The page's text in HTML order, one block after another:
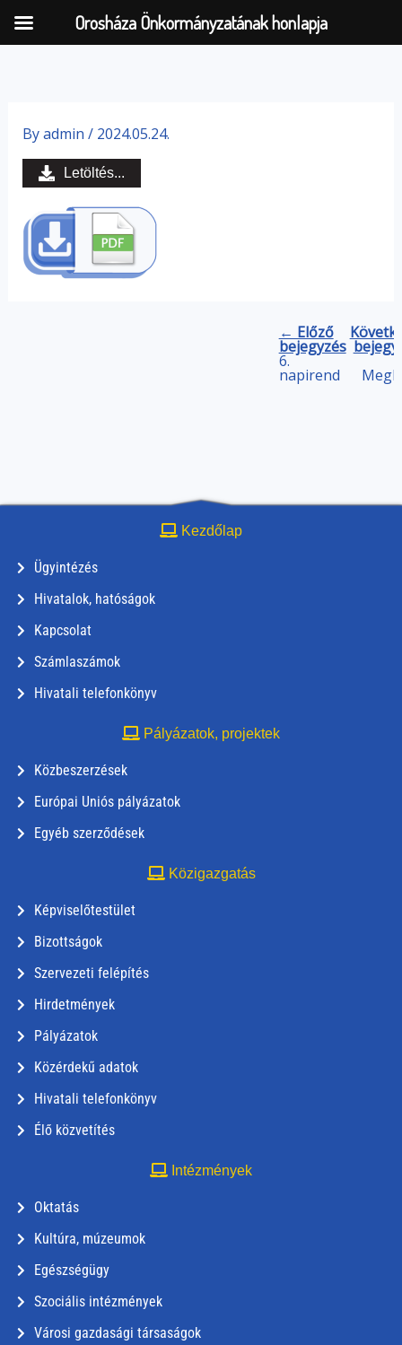
content
Byadmin / 2024.05.24.
Letöltés...
← Előző
bejegyzés
6.
napirend
Kezdőlap
Ügyintézés
Hivatalok, hatóságok
Kapcsolat
Számlaszámok
Hivatali telefonkönyv
Pályázatok, projektek
Közbeszerzések
Európai Uniós pályázatok
Egyéb szerződések
Közigazgatás
Képviselőtestület
Bizottságok
Szervezeti felépítés
Hirdetmények
Pályázatok
Közérdekű adatok
Hivatali telefonkönyv
Élő közvetítés
Intézmények
Oktatás
Kultúra, múzeumok
Egészségügy
Szociális intézmények
Városi gazdasági társaságok
Orosháza Önkormányzatának honlapja